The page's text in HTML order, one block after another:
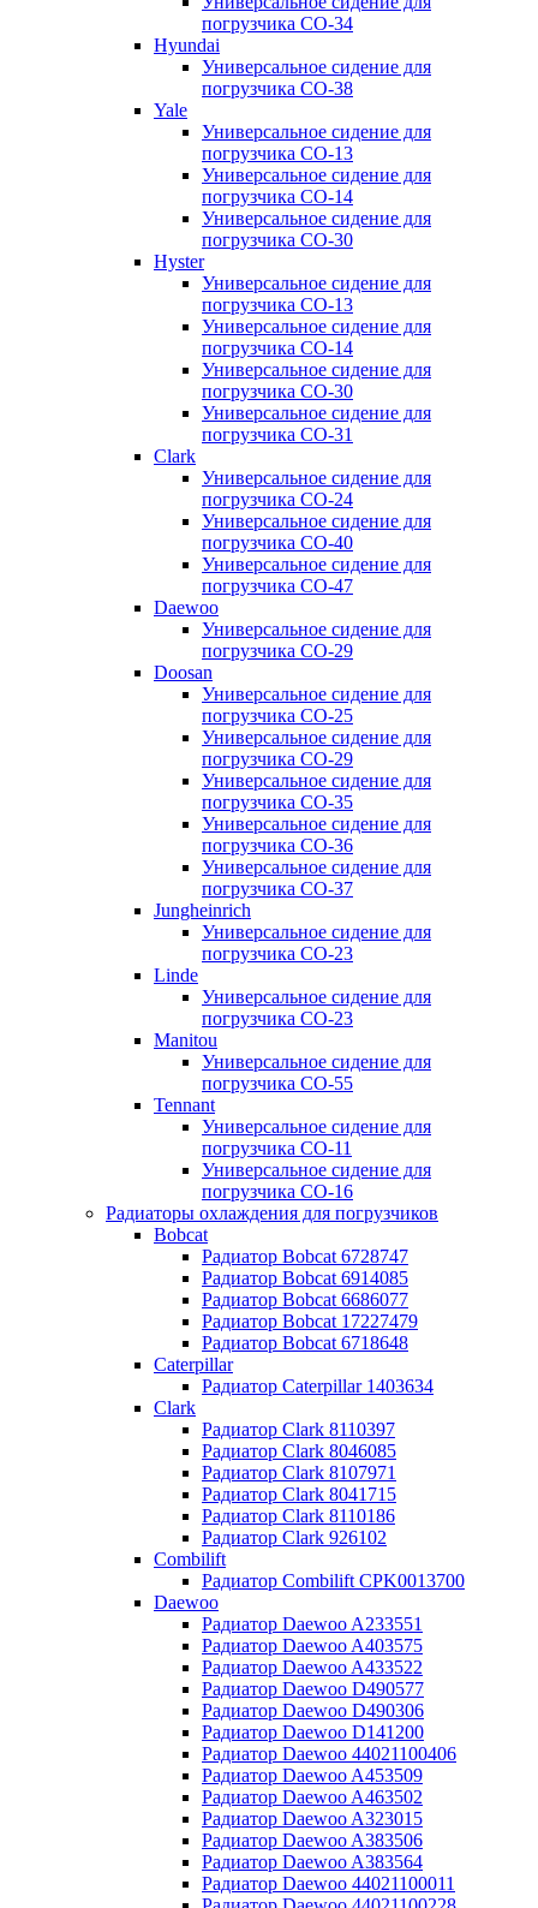
погрузчика CO-34
Hyundai
Универсальное сидение для
погрузчика CO-38
Yale
Универсальное сидение для
погрузчика CO-13
Универсальное сидение для
погрузчика CO-14
Универсальное сидение для
погрузчика CO-30
Hyster
Универсальное сидение для
погрузчика CO-13
Универсальное сидение для
погрузчика CO-14
Универсальное сидение для
погрузчика CO-30
Универсальное сидение для
погрузчика CO-31
Clark
Универсальное сидение для
погрузчика CO-24
Универсальное сидение для
погрузчика CO-40
Универсальное сидение для
погрузчика CO-47
Daewoo
Универсальное сидение для
погрузчика CO-29
Doosan
Универсальное сидение для
погрузчика CO-25
Универсальное сидение для
погрузчика CO-29
Универсальное сидение для
погрузчика CO-35
Универсальное сидение для
погрузчика CO-36
Универсальное сидение для
погрузчика CO-37
Jungheinrich
Универсальное сидение для
погрузчика CO-23
Linde
Универсальное сидение для
погрузчика CO-23
Manitou
Универсальное сидение для
погрузчика CO-55
Tennant
Универсальное сидение для
погрузчика CO-11
Универсальное сидение для
погрузчика CO-16
Радиаторы охлаждения для погрузчиков
Bobcat
Радиатор Bobcat 6728747
Радиатор Bobcat 6914085
Радиатор Bobcat 6686077
Радиатор Bobcat 17227479
Радиатор Bobcat 6718648
Caterpillar
Радиатор Caterpillar 1403634
Clark
Радиатор Clark 8110397
Радиатор Clark 8046085
Радиатор Clark 8107971
Радиатор Clark 8041715
Радиатор Clark 8110186
Радиатор Clark 926102
Combilift
Радиатор Combilift CPK0013700
Daewoo
Радиатор Daewoo A233551
Радиатор Daewoo A403575
Радиатор Daewoo A433522
Радиатор Daewoo D490577
Радиатор Daewoo D490306
Радиатор Daewoo D141200
Радиатор Daewoo 44021100406
Радиатор Daewoo A453509
Радиатор Daewoo A463502
Радиатор Daewoo A323015
Радиатор Daewoo A383506
Радиатор Daewoo A383564
Радиатор Daewoo 44021100011